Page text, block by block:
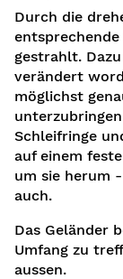
Durch die
gestrahlt.
verändert
möglichst
Schleifringe
auf einem
um sie herum
auch.
Das Geländer
Umfang zu
aussen.